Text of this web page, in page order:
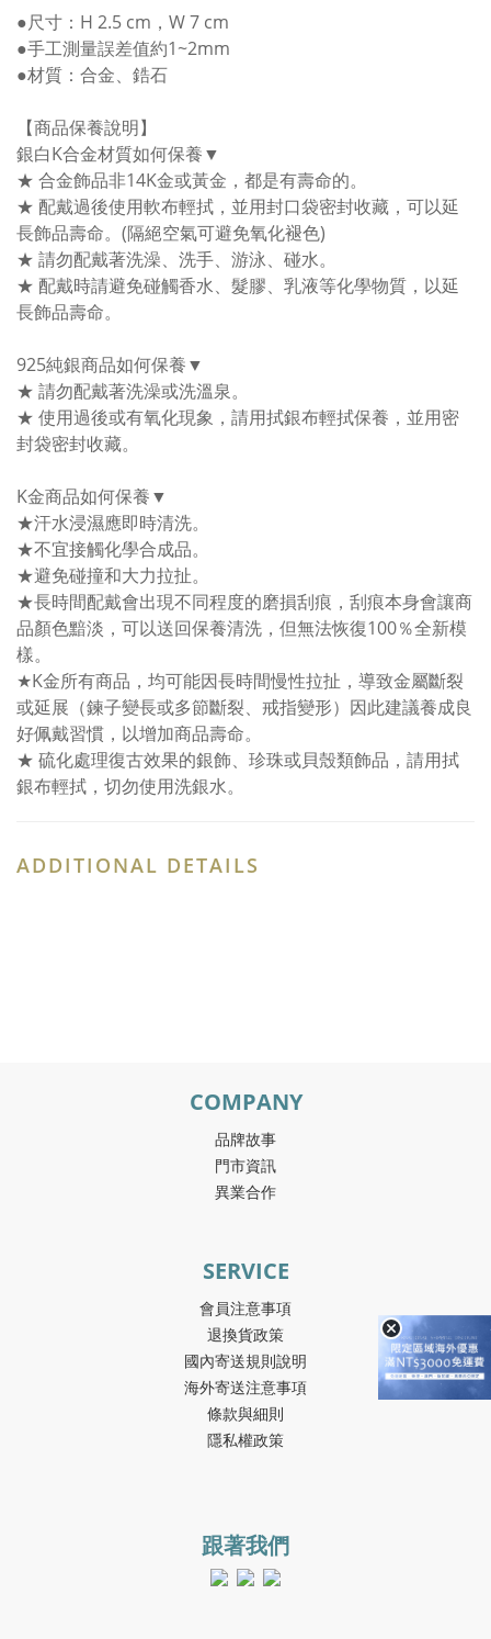
●尺寸：H 2.5 cm，W 7 cm
●手工測量誤差值約1~2mm
●材質：合金、鋯石
【商品保養說明】
銀白K合金材質如何保養▼
★ 合金飾品非14K金或黃金，都是有壽命的。
★ 配戴過後使用軟布輕拭，並用封口袋密封收藏，可以延
長飾品壽命。(隔絕空氣可避免氧化褪色)
★ 請勿配戴著洗澡、洗手、游泳、碰水。
★ 配戴時請避免碰觸香水、髮膠、乳液等化學物質，以延
長飾品壽命。
925純銀商品如何保養▼
★ 請勿配戴著洗澡或洗溫泉。
★ 使用過後或有氧化現象，請用拭銀布輕拭保養，並用密
封袋密封收藏。
K金商品如何保養▼
★汗水浸濕應即時清洗。
★不宜接觸化學合成品。
★避免碰撞和大力拉扯。
★長時間配戴會出現不同程度的磨損刮痕，刮痕本身會讓商
品顏色黯淡，可以送回保養清洗，但無法恢復100％全新模
樣。
★K金所有商品，均可能因長時間慢性拉扯，導致金屬斷裂
或延展（鍊子變長或多節斷裂、戒指變形）因此建議養成良
好佩戴習慣，以增加商品壽命。
★ 硫化處理復古效果的銀飾、珍珠或貝殼類飾品，請用拭
銀布輕拭，切勿使用洗銀水。
ADDITIONAL DETAILS
COMPANY
品牌故事
門市資訊
異業合作
SERVICE
會員注意事項
退換貨政策
國內寄送規則說明
海外寄送注意事項
條款與細則
隱私權政策
跟著我們